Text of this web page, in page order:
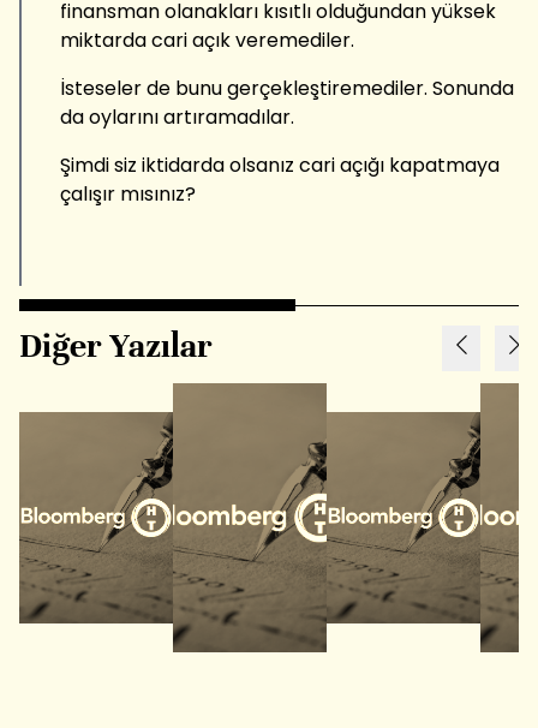
finansman olanakları kısıtlı olduğundan yüksek
miktarda cari açık veremediler.
İsteseler de bunu gerçekleştiremediler. Sonunda
da oylarını artıramadılar.
Şimdi siz iktidarda olsanız cari açığı kapatmaya
çalışır mısınız?
Diğer Yazılar